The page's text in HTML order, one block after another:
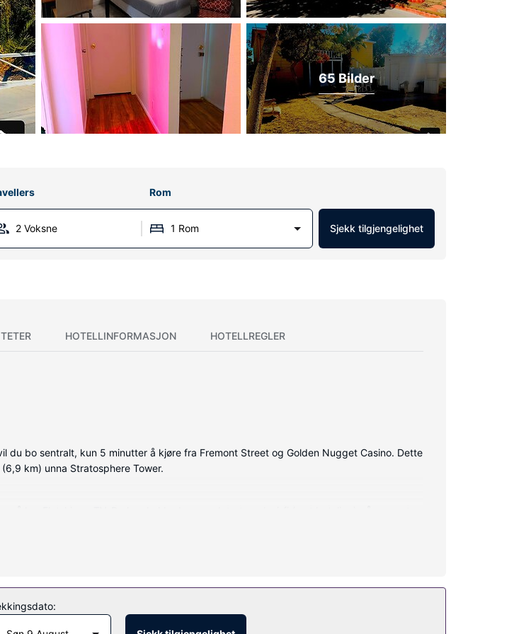
65 Bilder
Rom
2 Voksne 1 Rom Sjekk tilgjengelighet
HOTELLINFORMASJON HOTELLREGLER
du bo sentralt, kun 5 minutter å kjøre fra Fremont Street og Golden Nugget Casino. Dette
km) unna Stratosphere Tower.
og strykejern/-brett, og rengjøring tilbys etter avtale.
tilbys ubetjent parkering (inkludert) på stedet.